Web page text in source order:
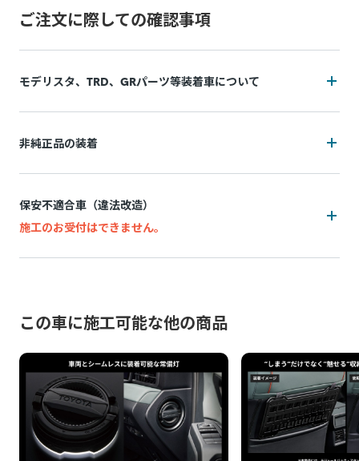
ご注文に際しての確認事項
モデリスタ、TRD、GRパーツ等装着車について
算となります。
ら対応致しますので、納期が通常以上になる場合がございま
脱着により装着部品が機能しなくなる、部品が劣化等で壊れ
てしまう可能性があります。標準施工以外の装着品の脱着な
どの作業品質の保証はし兼ねます。
お申込み後に、施工をお断りすることになった場合、所定の
キャンセル料がかかります。
以上をご了承の上、お申し込みください。
非純正品の装着
追加費用(工賃・部品代)が発生する可能性がございます。
ないためです。
ら対応致しますので、納期が通常以上になる場合がございま
す。
非純正品アイテムが機能しなくなる、部品が劣化等で壊れて
しまう可能性があります。
保安不適合車（違法改造）
施工のお受付はできません。
例：灯火類・シート・窓ガラス・ドアミラー・スポイラーなど
保安基準不適合車の例を確認する
この車に施工可能な他の商品